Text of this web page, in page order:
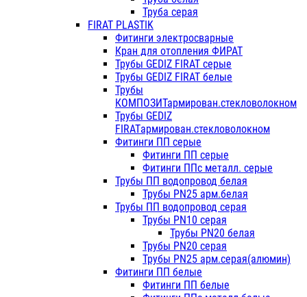
Труба серая
FIRAT PLASTIK
Фитинги электросварные
Кран для отопления ФИРАТ
Трубы GEDIZ FIRAT серые
Трубы GEDIZ FIRAT белые
Трубы
КОМПОЗИТармирован.стекловолокном
Трубы GEDIZ
FIRATармирован.стекловолокном
Фитинги ПП серые
Фитинги ПП серые
Фитинги ППс металл. серые
Трубы ПП водопровод белая
Трубы PN25 арм.белая
Трубы ПП водопровод серая
Трубы PN10 серая
Трубы PN20 белая
Трубы PN20 серая
Трубы PN25 арм.серая(алюмин)
Фитинги ПП белые
Фитинги ПП белые